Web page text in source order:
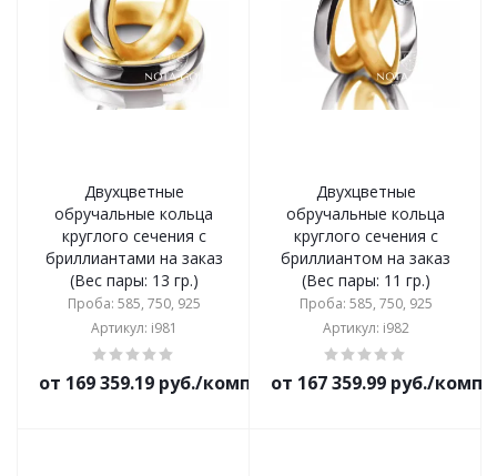
Двухцветные
обручальные кольца
круглого сечения с
бриллиантами на заказ
(Вес пары: 13 гр.)
Проба: 585, 750, 925
Артикул: i981
от 169 359.19 руб./комплект
Двухцветные
обручальные кольца
круглого сечения с
бриллиантом на заказ
(Вес пары: 11 гр.)
Проба: 585, 750, 925
Артикул: i982
от 167 359.99 руб./